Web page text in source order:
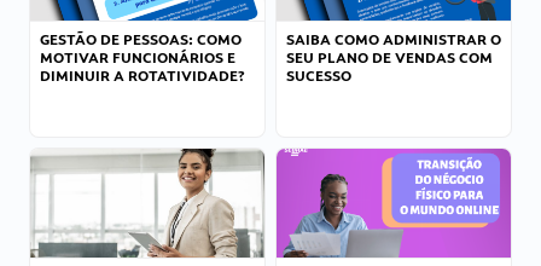
GESTÃO DE PESSOAS: COMO
MOTIVAR FUNCIONÁRIOS E
DIMINUIR A ROTATIVIDADE?
SAIBA COMO ADMINISTRAR O
SEU PLANO DE VENDAS COM
SUCESSO